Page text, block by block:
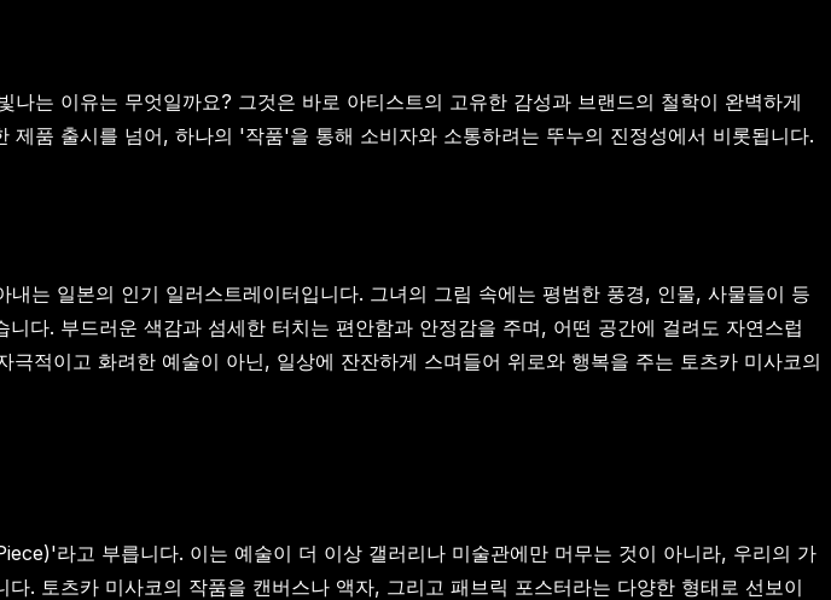
나는 이유는 무엇일까요? 그것은 바로 아티스트의 고유한 감성과 브랜드의 철학이 완벽하게
품 출시를 넘어, 하나의 '작품'을 통해 소비자와 소통하려는 뚜누의 진정성에서 비롯됩니다.
는 일본의 인기 일러스트레이터입니다. 그녀의 그림 속에는 평범한 풍경, 인물, 사물들이 등
다. 부드러운 색감과 섬세한 터치는 편안함과 안정감을 주며, 어떤 공간에 걸려도 자연스럽
적이고 화려한 예술이 아닌, 일상에 잔잔하게 스며들어 위로와 행복을 주는 토츠카 미사코의
라고 부릅니다. 이는 예술이 더 이상 갤러리나 미술관에만 머무는 것이 아니라, 우리의 가
. 토츠카 미사코의 작품을 캔버스나 액자, 그리고 패브릭 포스터라는 다양한 형태로 선보이